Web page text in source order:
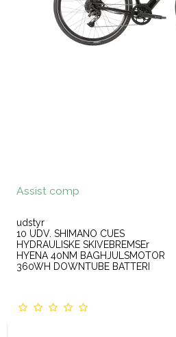
Assist comp
udstyr
10 UDV. SHIMANO CUES
HYDRAULISKE SKIVEBREMSEr
HYENA 40NM BAGHJULSMOTOR
360WH DOWNTUBE BATTERI